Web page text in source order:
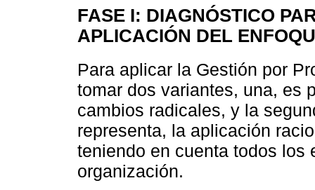
FASE I: DIAGNÓSTICO
APLICACIÓN DEL
Para aplicar la Gestión por
tomar dos variantes, una, es
cambios radicales, y la
representa, la aplicación
teniendo en cuenta todos los
organización.